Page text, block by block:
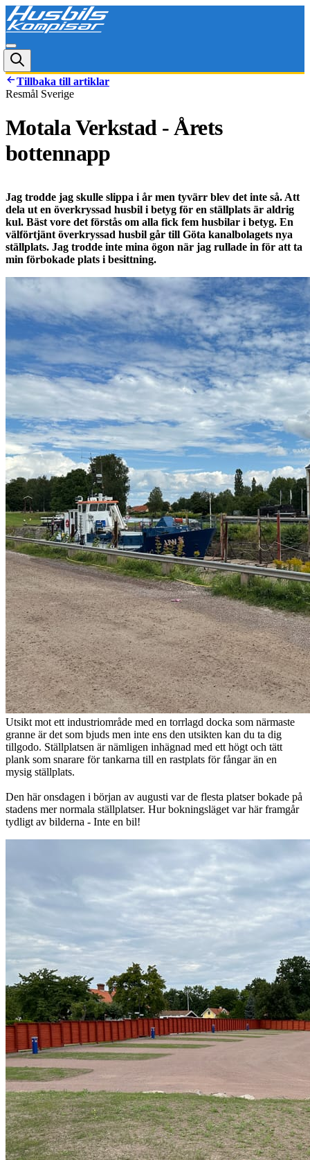
Tillbaka till artiklar
Resmål Sverige
Motala Verkstad - Årets
bottennapp
Jag trodde jag skulle slippa i år men tyvärr blev det inte så. Att
dela ut en överkryssad husbil i betyg för en ställplats är aldrig
kul. Bäst vore det förstås om alla fick fem husbilar i betyg. En
välförtjänt överkryssad husbil går till Göta kanalbolagets nya
ställplats. Jag trodde inte mina ögon när jag rullade in för att ta
min förbokade plats i besittning.
Utsikt mot ett industriområde med en torrlagd docka som närmaste
granne är det som bjuds men inte ens den utsikten kan du ta dig
tillgodo. Ställplatsen är nämligen inhägnad med ett högt och tätt
plank som snarare för tankarna till en rastplats för fångar än en
mysig ställplats.
Den här onsdagen i början av augusti var de flesta platser bokade på
stadens mer normala ställplatser. Hur bokningsläget var här framgår
tydligt av bilderna - Inte en bil!